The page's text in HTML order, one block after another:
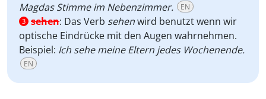
Magdas Stimme im Nebenzimmer.
EN
3 sehen: Das Verb sehenwird benutzt wenn wir
optische Eindrücke mit den Augen wahrnehmen.
Beispiel: Ich sehe meine Eltern jedes Wochenende.
EN